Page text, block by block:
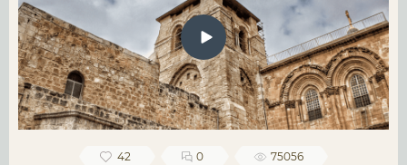
42 0 75056